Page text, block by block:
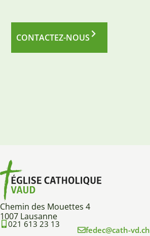
CONTACTEZ-NOUS
Chemin des Mouettes 4
1007 Lausanne
021 613 23 13
fedec@cath-vd.ch